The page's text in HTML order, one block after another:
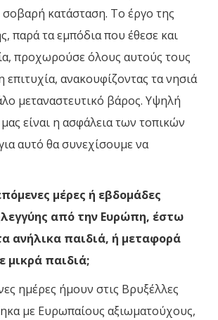
σοβαρή κατάσταση. Το έργο της
παρά τα εμπόδια που έθεσε και
προχωρούσε όλους αυτούς τους
επιτυχία, ανακουφίζοντας τα νησιά
μεταναστευτικό βάρος. Υψηλή
είναι η ασφάλεια των τοπικών
αυτό θα συνεχίσουμε να
μέρες ή εβδομάδες
από την Ευρώπη, έστω
ανήλικα παιδιά, ή μεταφορά
μικρά παιδιά;
ημέρες ήμουν στις Βρυξέλλες
με Ευρωπαίους αξιωματούχους,